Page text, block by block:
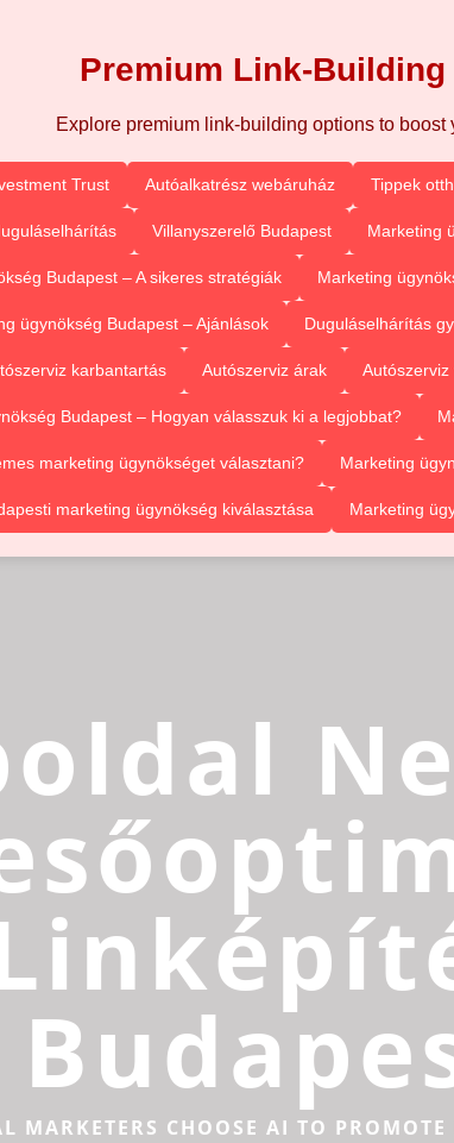
Premium Link-
Explore premium link-building options to boost
Trust Autóalkatrész webáruház Tippek
Villanyszerelő Budapest Marketing
Budapest – A sikeres stratégiák Marketing
ügynökség Budapest – Ajánlások Duguláselhárítás
karbantartás Autószerviz árak Autószerviz
Budapest – Hogyan válasszuk ki a legjobbat?
marketing ügynökséget választani? Marketing
marketing ügynökség kiválasztása Marketing
MARKETERS CHOOSE AI TO